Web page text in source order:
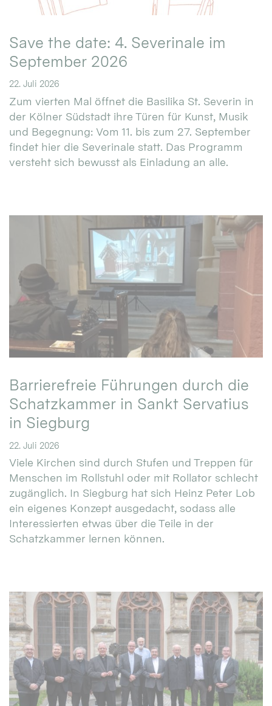
Save the date: 4. Severinale im
September 2026
22. Juli 2026
Zum vierten Mal öffnet die Basilika St. Severin in
der Kölner Südstadt ihre Türen für Kunst, Musik
und Begegnung: Vom 11. bis zum 27. September
findet hier die Severinale statt. Das Programm
versteht sich bewusst als Einladung an alle.
Barrierefreie Führungen durch die
Schatzkammer in Sankt Servatius
in Siegburg
22. Juli 2026
Viele Kirchen sind durch Stufen und Treppen für
Menschen im Rollstuhl oder mit Rollator schlecht
zugänglich. In Siegburg hat sich Heinz Peter Lob
ein eigenes Konzept ausgedacht, sodass alle
Interessierten etwas über die Teile in der
Schatzkammer lernen können.